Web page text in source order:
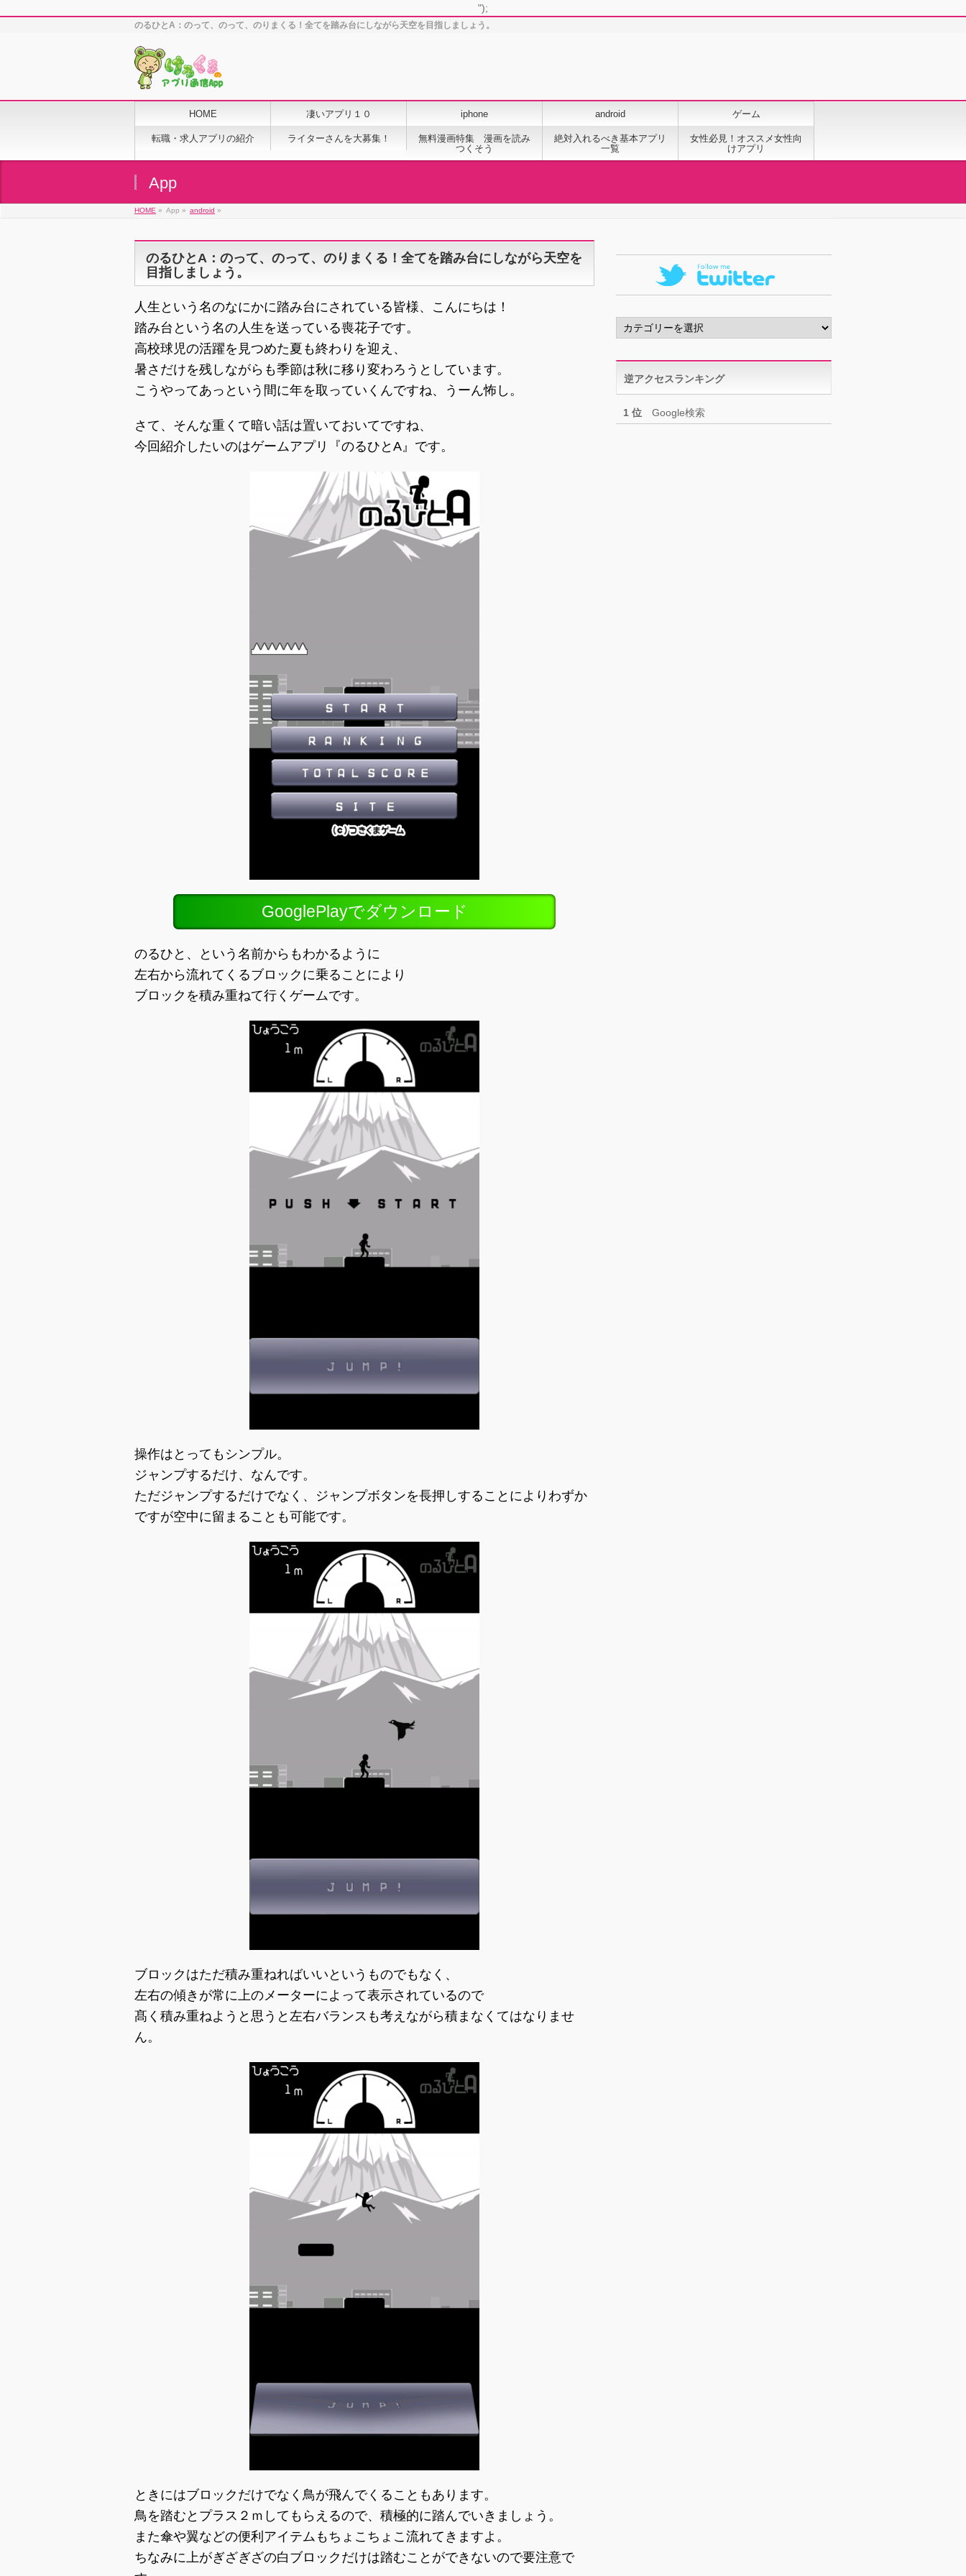
");
のるひとA：のって、のって、のりまくる！全てを踏み台にしながら天空を目指しましょう。
HOME 凄いアプリ１０ iphone android ゲーム
転職・求人アプリの紹介 ライターさんを大募集！
無料漫画特集 漫画を読み
つくそう
絶対入れるべき基本アプリ
一覧
女性必見！オススメ女性向
けアプリ
App
HOME » App » android »
のるひとA：のって、のって、のりまくる！全てを踏み台にしながら天空を
目指しましょう。
人生という名のなにかに踏み台にされている皆様、こんにちは！
踏み台という名の人生を送っている喪花子です。
高校球児の活躍を見つめた夏も終わりを迎え、
暑さだけを残しながらも季節は秋に移り変わろうとしています。
こうやってあっという間に年を取っていくんですね、うーん怖し。
さて、そんな重くて暗い話は置いておいてですね、
今回紹介したいのはゲームアプリ『のるひとA』です。
GooglePlayでダウンロード
のるひと、という名前からもわかるように
左右から流れてくるブロックに乗ることにより
ブロックを積み重ねて行くゲームです。
操作はとってもシンプル。
ジャンプするだけ、なんです。
ただジャンプするだけでなく、ジャンプボタンを長押しすることによりわずか
ですが空中に留まることも可能です。
ブロックはただ積み重ねればいいというものでもなく、
左右の傾きが常に上のメーターによって表示されているので
髙く積み重ねようと思うと左右バランスも考えながら積まなくてはなりませ
ん。
ときにはブロックだけでなく鳥が飛んでくることもあります。
鳥を踏むとプラス２ｍしてもらえるので、積極的に踏んでいきましょう。
また傘や翼などの便利アイテムもちょこちょこ流れてきますよ。
ちなみに上がぎざぎざの白ブロックだけは踏むことができないので要注意で
カ
テ
リ
ー逆アクセスランキング
1 位 Google検索